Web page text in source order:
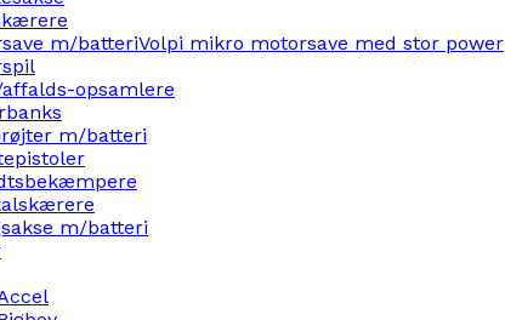
m/batteriVolpi mikro motorsave med stor power
opsamlere
m/batteri
m/batteri